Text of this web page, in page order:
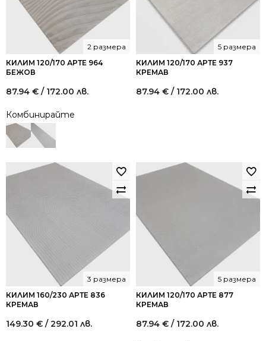
КИЛИМ 120/170 АРТЕ 964
БЕЖОВ
2 размера
87.94 € / 172.00 лв.
Комбинирайте
КИЛИМ 120/170 АРТЕ 937
КРЕМАВ
5 размера
87.94 € / 172.00 лв.
КИЛИМ 160/230 АРТЕ 836
КРЕМАВ
3 размера
149.30 € / 292.01 лв.
КИЛИМ 120/170 АРТЕ 877
КРЕМАВ
5 размера
87.94 € / 172.00 лв.